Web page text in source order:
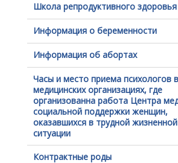
Школа репродуктивного здоровья
Информация о беременности
Информация об абортах
Часы и место приема психологов в
медицинских организациях, где
организованна работа Центра
социальной поддержки женщин,
оказавшихся в трудной жизненной
ситуации
Контрактные роды